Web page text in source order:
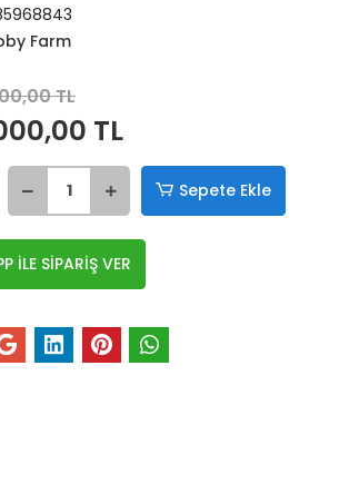
Farm
TL
TL
Sepete Ekle
İLE SİPARİŞ VER